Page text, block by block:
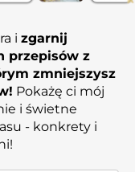
i zgarnij
przepisów z
zmniejszysz
Pokażę ci mój
i świetne
- konkrety i